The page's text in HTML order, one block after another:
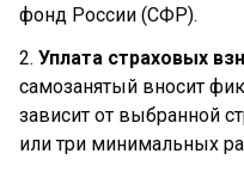
фонд России (СФР).
2. Уплата страховых
самозанятый вносит
зависит от выбранной
или три минимальных